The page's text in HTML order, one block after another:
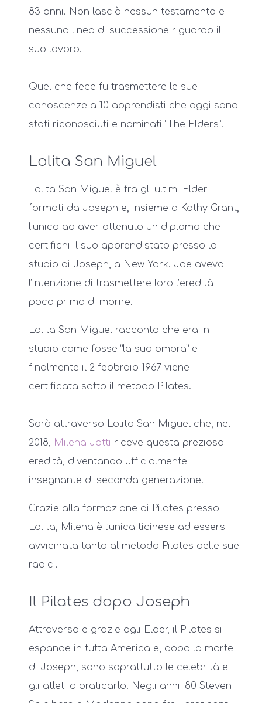
83 anni. Non lasciò nessun testamento e
nessuna linea di successione riguardo il
suo lavoro.
Quel che fece fu trasmettere le sue
conoscenze a 10 apprendisti che oggi sono
stati riconosciuti e nominati “The Elders”.
Lolita San Miguel
Lolita San Miguel è fra gli ultimi Elder
formati da Joseph e, insieme a Kathy Grant,
l'unica ad aver ottenuto un diploma che
certifichi il suo apprendistato presso lo
studio di Joseph, a New York. Joe aveva
l’intenzione di trasmettere loro l’eredità
poco prima di morire.
Lolita San Miguel racconta che era in
studio come fosse “la sua ombra” e
finalmente il 2 febbraio 1967 viene
certificata sotto il metodo Pilates.
Sarà attraverso Lolita San Miguel che, nel
2018, Milena Jotti riceve questa preziosa
eredità, diventando ufficialmente
insegnante di seconda generazione.
Grazie alla formazione di Pilates presso
Lolita, Milena è l’unica ticinese ad essersi
avvicinata tanto al metodo Pilates delle sue
radici.
Il Pilates dopo Joseph
Attraverso e grazie agli Elder, il Pilates si
espande in tutta America e, dopo la morte
di Joseph, sono soprattutto le celebrità e
gli atleti a praticarlo. Negli anni '80 Steven